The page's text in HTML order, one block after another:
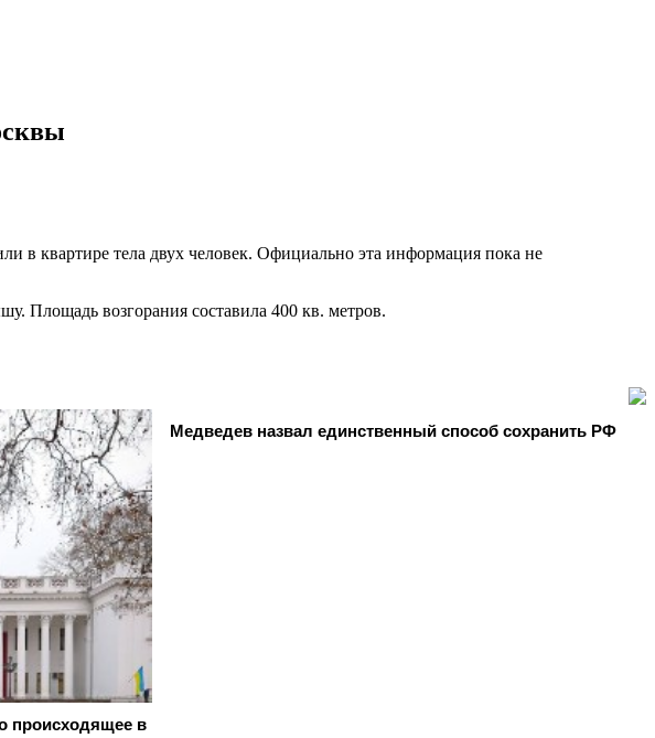
в квартире тела двух человек. Официально эта информация пока не
Площадь возгорания составила 400 кв. метров.
происходящее в
Медведев назвал единственный способ сохранить РФ